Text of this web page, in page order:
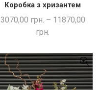
ШВИДКА ПОКУПКА
Коробка з хризантем
3070,00 грн. – 11870,00
грн.